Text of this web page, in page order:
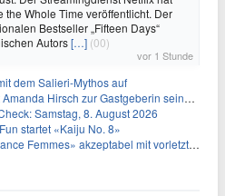
Whole Time veröffentlicht. Der
Bestseller „Fifteen Days“
Autors[…] (00)
vor 1 Stunde
dem Salieri-Mythos auf
Hirsch zur Gastgeberin seines Reality-Podcasts
Samstag, 8. August 2026
startet «Kaiju No. 8»
Femmes» akzeptabel mit vorletzter Etappe